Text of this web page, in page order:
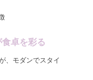
卓を彩る
、モダンでスタイ